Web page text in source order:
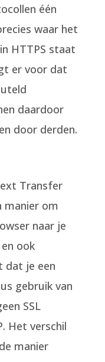
één
waar het
HTTPS staat
er voor dat
daardoor
door derden.
Transfer
manier om
naar je
ook
dat je een
gebruik van
SSL
Het verschil
manier